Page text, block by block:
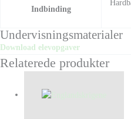
Indbinding
Undervisningsmaterialer
Download elevopgaver
Relaterede produkter